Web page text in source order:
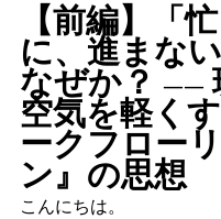
【前編】「
に、進まな
なぜか？ ――
空気を軽く
ークフロー
ン』の思想
こんにちは。